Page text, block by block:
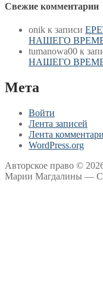
Свежие комментарии
onik к записи
НАШЕГО
tumanowa00 к
НАШЕГО
Мета
Войти
Лента записей
Лента
WordPress.org
Авторское право ©
Марии Магдалины —